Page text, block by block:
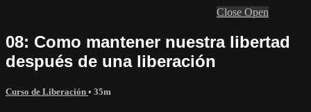
Close Open
08: Como mantener nuestra libertad
después de una liberación
Curso de Liberación • 35m